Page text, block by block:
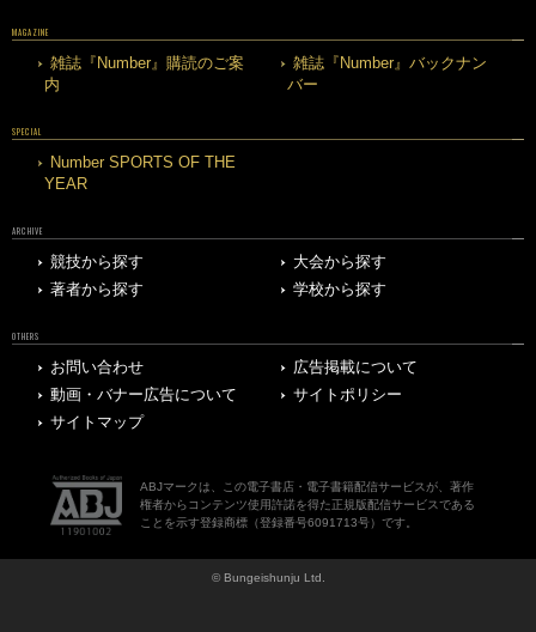
MAGAZINE
雑誌『Number』購読のご案
内
雑誌『Number』バックナン
バー
SPECIAL
Number SPORTS OF THE
YEAR
ARCHIVE
競技から探す
大会から探す
著者から探す
学校から探す
OTHERS
お問い合わせ
広告掲載について
動画・バナー広告について
サイトポリシー
サイトマップ
ABJマークは、この電子書店・電子書籍配信サービスが、著作
権者からコンテンツ使用許諾を得た正規版配信サービスである
ことを示す登録商標（登録番号6091713号）です。
© Bungeishunju Ltd.